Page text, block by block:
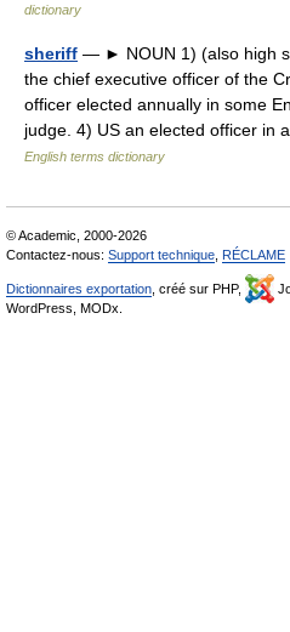
dictionary
sheriff — ► NOUN 1) (also high
the chief executive officer of the
officer elected annually in some
judge. 4) US an elected officer
English terms dictionary
© Academic, 2000-2026
Contactez-nous: Support technique RÉCLAME
Dictionnaires exportation , créé sur PHP,
WordPress, MODx.